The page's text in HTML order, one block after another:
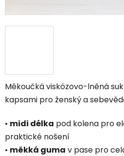
Měkoučká viskózovo-lněná
kapsami pro ženský a
• midi délka pod kolena pro
praktické nošení
• měkká guma v pase pro